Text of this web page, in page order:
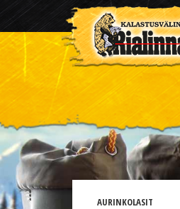
AURINKOLASIT